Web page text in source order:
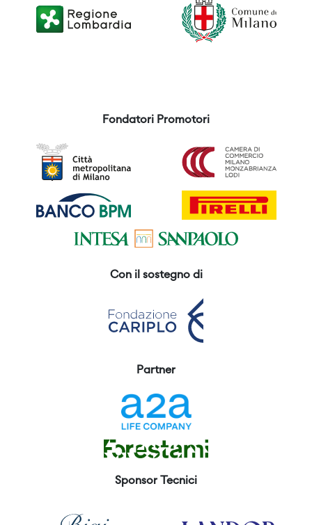
Fondatori Promotori
Con il sostegno di
Partner
Sponsor Tecnici